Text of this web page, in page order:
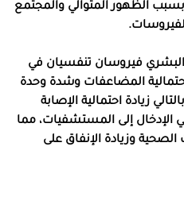
الظهور المتوالي والمجتمع
البشري فيروسان تنفسيان في
المضاعفات وشدة وحدة
زيادة احتمالية الإصابة
الإدخال إلى المستشفيات، مما
وزيادة الإنفاق على